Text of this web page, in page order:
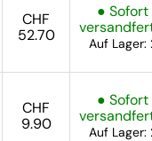
CHF
52.70
● Sofort
Auf Lager:
CHF
9.90
● Sofort
Auf Lager: